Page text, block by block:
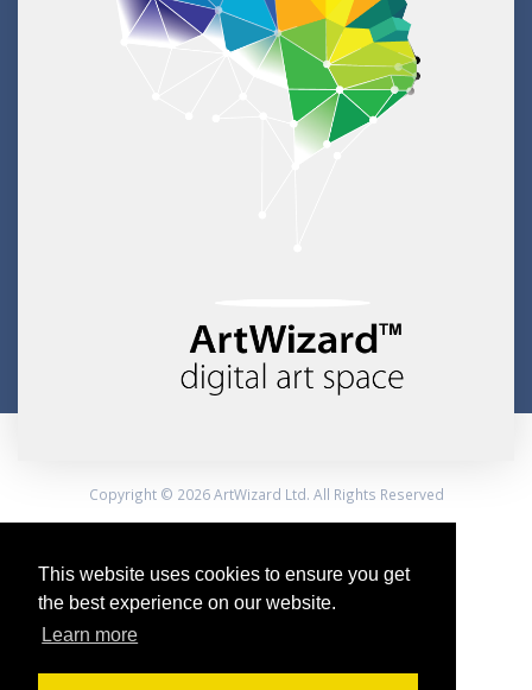
This website uses cookies to ensure you get
the best experience on our website.
Learn more
Copyright © 2026 ArtWizard Ltd. All Rights Reserved
Created by CloudBM